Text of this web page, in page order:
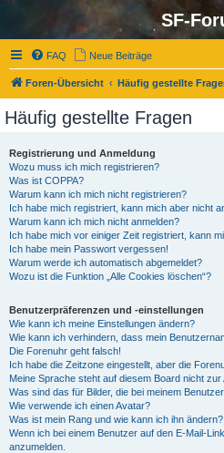
SF-
FAQ Neue Beiträge
Foren-Übersicht Häufig gestellte
Häufig gestellte Fragen
Registrierung und Anmeldung
Wozu muss ich mich registrieren?
Was ist COPPA?
Warum kann ich mich nicht registrieren?
Ich habe mich registriert, kann mich aber nicht
Warum kann ich mich nicht anmelden?
Ich habe mich vor einiger Zeit registriert, kann
Ich habe mein Passwort vergessen!
Warum werde ich automatisch abgemeldet?
Wozu ist die Funktion „Alle Cookies löschen“?
Benutzerpräferenzen und -einstellungen
Wie kann ich meine Einstellungen ändern?
Wie kann ich verhindern, dass mein
Die Forenuhr geht falsch!
Ich habe die Zeitzone eingestellt, aber die
Meine Sprache steht auf diesem Board nicht zur
Was sind das für Bilder, die bei meinem
Wie verwende ich einen Avatar?
Was ist mein Rang und wie kann ich ihn ändern?
Wenn ich bei einem Benutzer auf den E-Mail-
anzumelden.